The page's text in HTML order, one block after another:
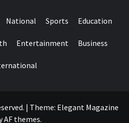
National Sports Education
Entertainment Business
| Theme: Elegant Magazine
AF themes.